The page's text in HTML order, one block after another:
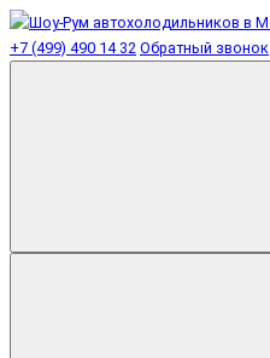
+7 (499) 490 14 32 Обратный звонок